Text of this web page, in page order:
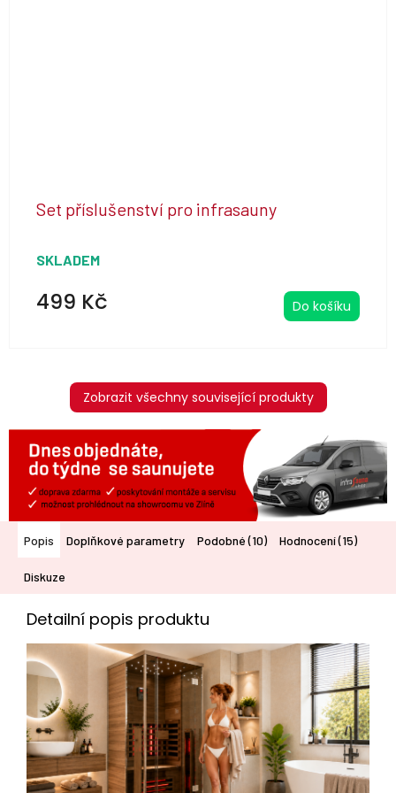
Set příslušenství pro infrasauny
SKLADEM
499 Kč Do košíku
Zobrazit všechny související produkty
Popis Doplňkové parametry Podobné (10) Hodnocení (15)
Diskuze
Detailní popis produktu